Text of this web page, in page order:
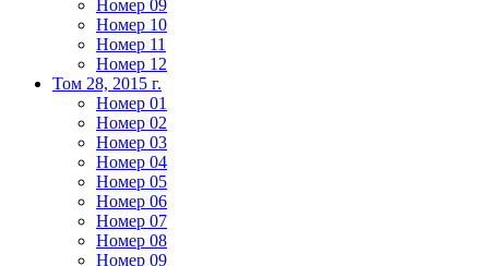
Номер 09
Номер 10
Номер 11
Номер 12
Том 28, 2015 г.
Номер 01
Номер 02
Номер 03
Номер 04
Номер 05
Номер 06
Номер 07
Номер 08
Номер 09